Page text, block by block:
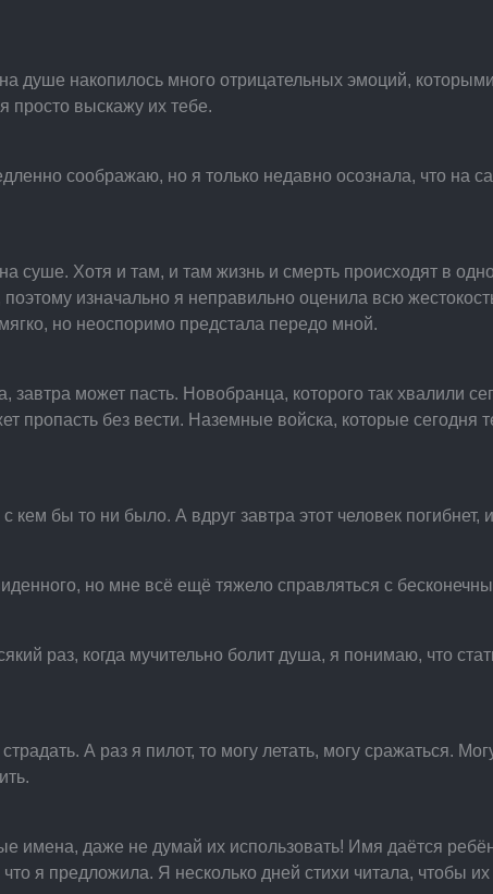
душе накопилось много отрицательных эмоций,
просто выскажу их тебе.
соображаю, но я только недавно осознала, что на
суше. Хотя и там, и там жизнь и смерть происходят в
изначально я неправильно оценила всю
но неоспоримо предстала передо мной.
завтра может пасть. Новобранца, которого так хвалили
пропасть без вести. Наземные войска, которые сегодня
кем бы то ни было. А вдруг завтра этот человек
но мне всё ещё тяжело справляться с
раз, когда мучительно болит душа, я понимаю, что
А раз я пилот, то могу летать, могу сражаться.
имена, даже не думай их использовать! Имя даётся
я предложила. Я несколько дней стихи читала, чтобы